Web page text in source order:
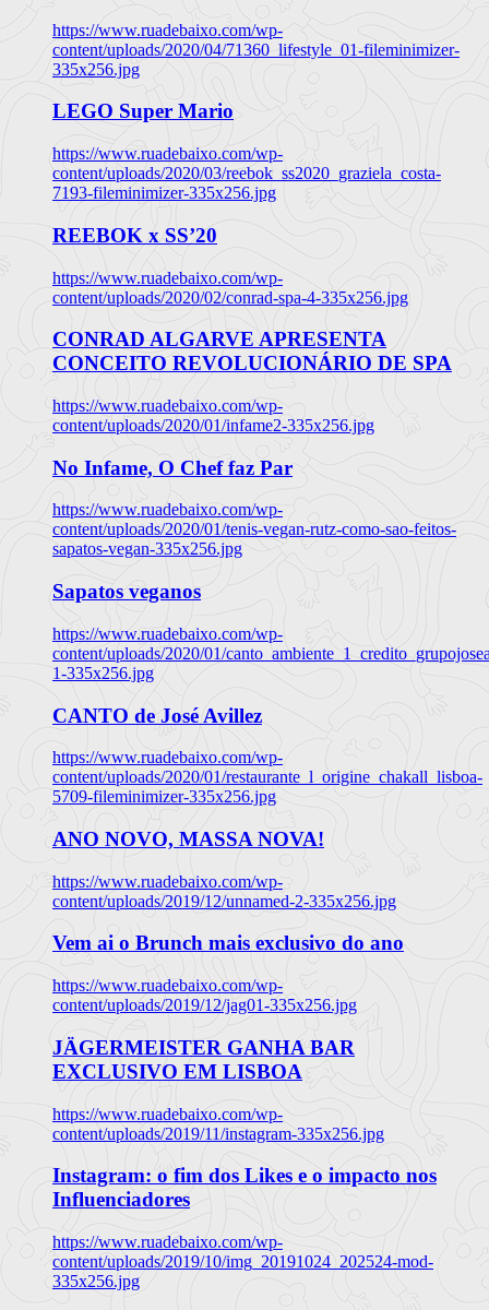
https://www.ruadebaixo.com/wp-
content/uploads/2020/04/71360_lifestyle_01-fileminimizer-
335x256.jpg
LEGO Super Mario
https://www.ruadebaixo.com/wp-
content/uploads/2020/03/reebok_ss2020_graziela_costa-
7193-fileminimizer-335x256.jpg
REEBOK x SS’20
https://www.ruadebaixo.com/wp-
content/uploads/2020/02/conrad-spa-4-335x256.jpg
CONRAD ALGARVE APRESENTA
CONCEITO REVOLUCIONÁRIO DE SPA
https://www.ruadebaixo.com/wp-
content/uploads/2020/01/infame2-335x256.jpg
No Infame, O Chef faz Par
https://www.ruadebaixo.com/wp-
content/uploads/2020/01/tenis-vegan-rutz-como-sao-feitos-
sapatos-vegan-335x256.jpg
Sapatos veganos
https://www.ruadebaixo.com/wp-
content/uploads/2020/01/
1-335x256.jpg
CANTO de José Avillez
https://www.ruadebaixo.com/wp-
content/uploads/2020/01/restaurante_l_origine_chakall_lisboa-
5709-fileminimizer-335x256.jpg
ANO NOVO, MASSA NOVA!
https://www.ruadebaixo.com/wp-
content/uploads/2019/12/unnamed-2-335x256.jpg
Vem ai o Brunch mais exclusivo do ano
https://www.ruadebaixo.com/wp-
content/uploads/2019/12/jag01-335x256.jpg
JÄGERMEISTER GANHA BAR
EXCLUSIVO EM LISBOA
https://www.ruadebaixo.com/wp-
content/uploads/2019/11/instagram-335x256.jpg
Instagram: o fim dos Likes e o impacto nos
Influenciadores
https://www.ruadebaixo.com/wp-
content/uploads/2019/10/img_20191024_202524-mod-
335x256.jpg